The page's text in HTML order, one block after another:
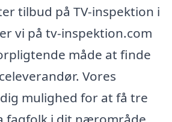
tilbud på TV-inspektion i
vi på tv-inspektion.com
måde at finde
Vores
mulighed for at få tre